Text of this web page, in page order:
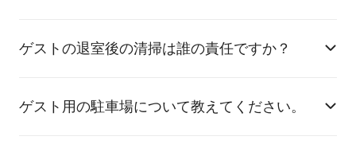
ゲストの退室後の清掃は誰の責任ですか？
ゲスト用の駐車場について教えてください。